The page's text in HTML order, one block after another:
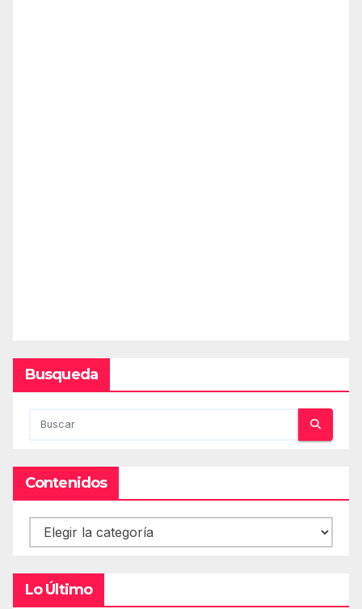
Busqueda
Contenidos
Contenidos
Lo Último